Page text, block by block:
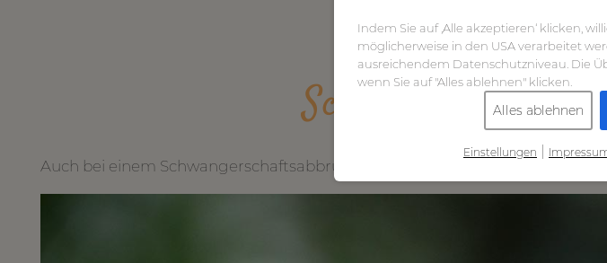
Auch bei einem Schwangerschaftsabbruch sind Hebammen Fachfrauen
Indem Sie auf ‚Alle akzeptieren‘ klicken,
möglicherweise in den USA verarbeitet
ausreichendem Datenschutzniveau. Die
wenn Sie auf "Alles ablehnen" klicken.
Alles ablehnen
Einstellungen